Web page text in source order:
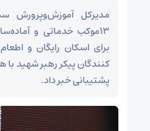
مدیرکل آموزش‌وپرورش
۱۳موکب خدماتی و
برای اسکان رایگان و
کنندگان پیکر رهبر شهید
پشتیبانی خبر داد.